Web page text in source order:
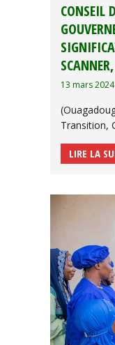
CONSEIL
13 mars 2024
Transition,
LIRE LA